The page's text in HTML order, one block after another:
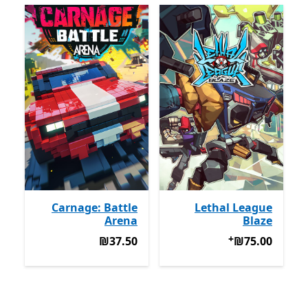
Lethal League
Blaze
‪₪75.00‬מבצעים על רכישת אפליקציות‪₪75.00‬
+
Carnage: Battle
Arena
‪₪37.50‬
‪₪37.50‬